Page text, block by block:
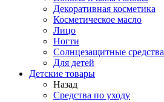
Декоративная косметика
Косметическое масло
Лицо
Ногти
Солнцезащитные средства
Для детей
Детские товары
Назад
Средства по уходу